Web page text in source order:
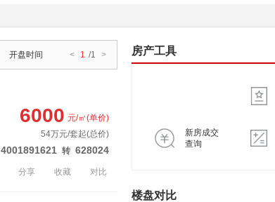
开盘时间 < 1 /1 >
4001891621 转 628024
6000 元/㎡(单价)
54万元/套起(总价)
分享 收藏 对比
房产工具
新房成交
查询
楼盘对比